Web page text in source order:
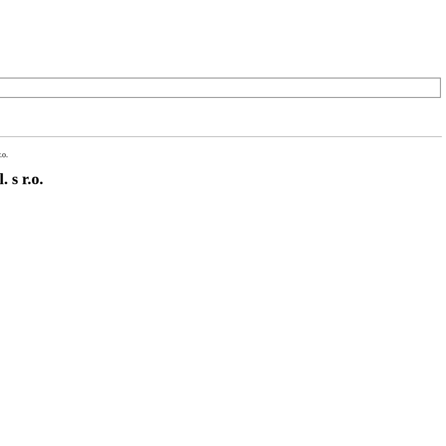
s r.o.